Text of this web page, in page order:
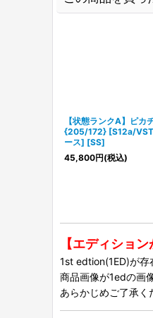
【状態ランクA】ピカ
{205/172} [S12a/
ース] [SS]
45,800円(税込)
【エディショ
1st edtion(1ED)が存
商品画像が1edの画
あらかじめご了承く